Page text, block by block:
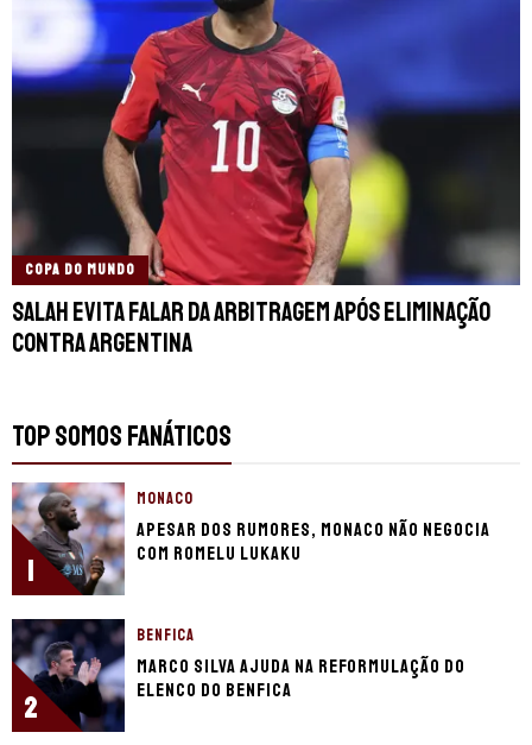
COPA DO MUNDO
Salah evita falar da arbitragem após eliminação
contra Argentina
TOP SOMOS FANÁTICOS
1
MONACO
Apesar dos rumores, Monaco não negocia
com Romelu Lukaku
2
BENFICA
Marco Silva ajuda na reformulação do
elenco do Benfica